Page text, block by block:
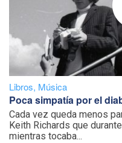
Libros, Música
Poca simpatía por el
Cada vez queda menos
Keith Richards que
mientras tocaba...